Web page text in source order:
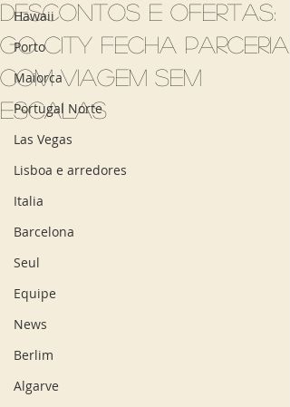
Hawaii
Porto
Maiorca
Portugal Norte
Las Vegas
Lisboa e arredores
Italia
Barcelona
Seul
Equipe
News
Berlim
Algarve
Descontos e ofertas:
Go City fecha parceria
com Viagem Sem
Escalas